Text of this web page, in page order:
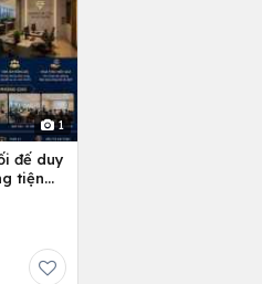
1
đế duy
tiện